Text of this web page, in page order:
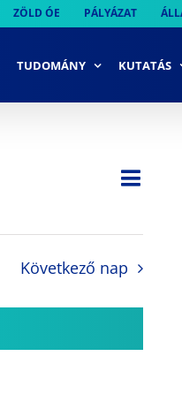
ZÖLD ÓE PÁLYÁZAT
TUDOMÁNY KUTATÁS
Nap
Következő nap